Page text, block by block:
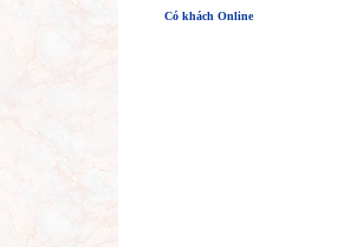
Có khách Online